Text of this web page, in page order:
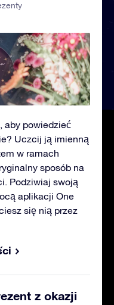
aby powiedzieć
Uczcij ją imienną
w ramach
sposób na
Podziwiaj swoją
aplikacji One
się nią przez
z okazji